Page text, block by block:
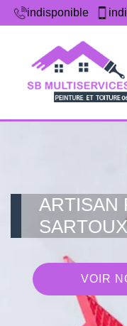
indisponible
ARTISAN
VOIR